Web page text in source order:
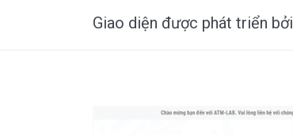
Giao diện được phát triển bởi